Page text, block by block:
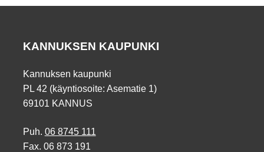
KANNUKSEN KAUPUNKI
Kannuksen kaupunki
PL 42 (käyntiosoite: Asematie 1)
69101 KANNUS
Puh. 06 8745 111
Fax. 06 873 191